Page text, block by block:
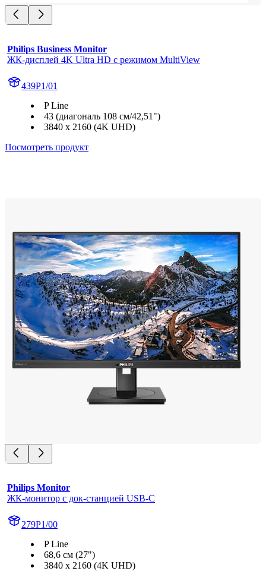
Philips Business Monitor
ЖК-дисплей 4K Ultra HD с режимом MultiView
439P1/01
P Line
43 (диагональ 108 см/42,51")
3840 x 2160 (4K UHD)
Посмотреть продукт
Philips Monitor
ЖК-монитор с док-станцией USB-C
279P1/00
P Line
68,6 см (27")
3840 x 2160 (4K UHD)